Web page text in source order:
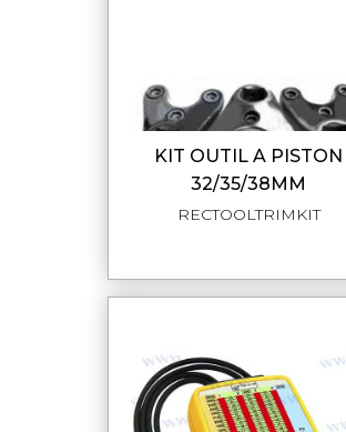
KIT OUTIL A PISTON
32/35/38MM
RECTOOLTRIMKIT